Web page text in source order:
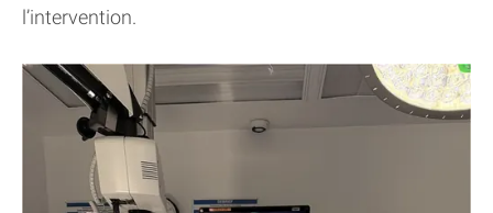
l’intervention.